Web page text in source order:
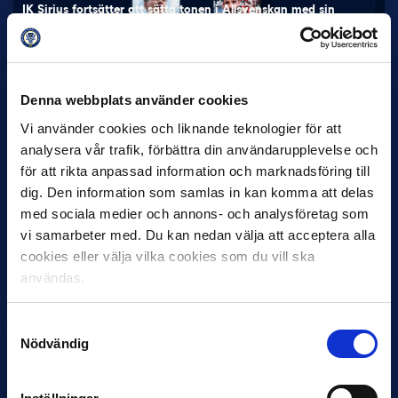
Denna webbplats använder cookies
Vi använder cookies och liknande teknologier för att
analysera vår trafik, förbättra din användarupplevelse och
för att rikta anpassad information och marknadsföring till
dig. Den information som samlas in kan komma att delas
med sociala medier och annons- och analysföretag som
vi samarbeter med. Du kan nedan välja att acceptera alla
cookies eller välja vilka cookies som du vill ska
användas.
Nödvändig
IK Sirius fortsätter att sätta tonen i Allsvenskan med sin
överlägsna serieledning. Det avspeglas även i nomineringarna
till…
27 JULI
Joachim Björklund tar över IFK Göteborg
Under måndagseftermiddagen meddelade IFK Göteborg att
Stefan Billborns uppdrag som huvudtränare i herrlaget har